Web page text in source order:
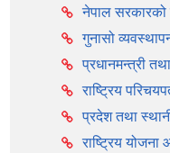
नेपाल सरकारको
गुनासो
प्रधानमन्त्री
राष्ट्रिय
प्रदेश तथा
राष्ट्रिय योजना